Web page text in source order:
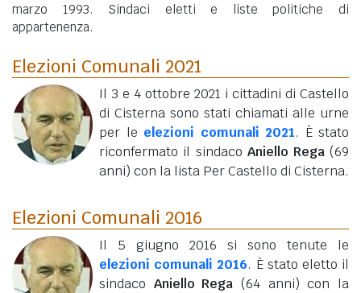
marzo 1993. Sindaci eletti e liste politiche di
appartenenza.
Elezioni Comunali 2021
Il 3 e 4 ottobre 2021 i cittadini di Castello
di Cisterna sono stati chiamati alle urne
per le elezioni comunali 2021. È stato
riconfermato il sindacoAniello Rega (69
anni) con la lista Per Castello di Cisterna.
Elezioni Comunali 2016
Il 5 giugno 2016 si sono tenute le
elezioni comunali 2016. È stato eletto il
sindaco Aniello Rega (64 anni) con la